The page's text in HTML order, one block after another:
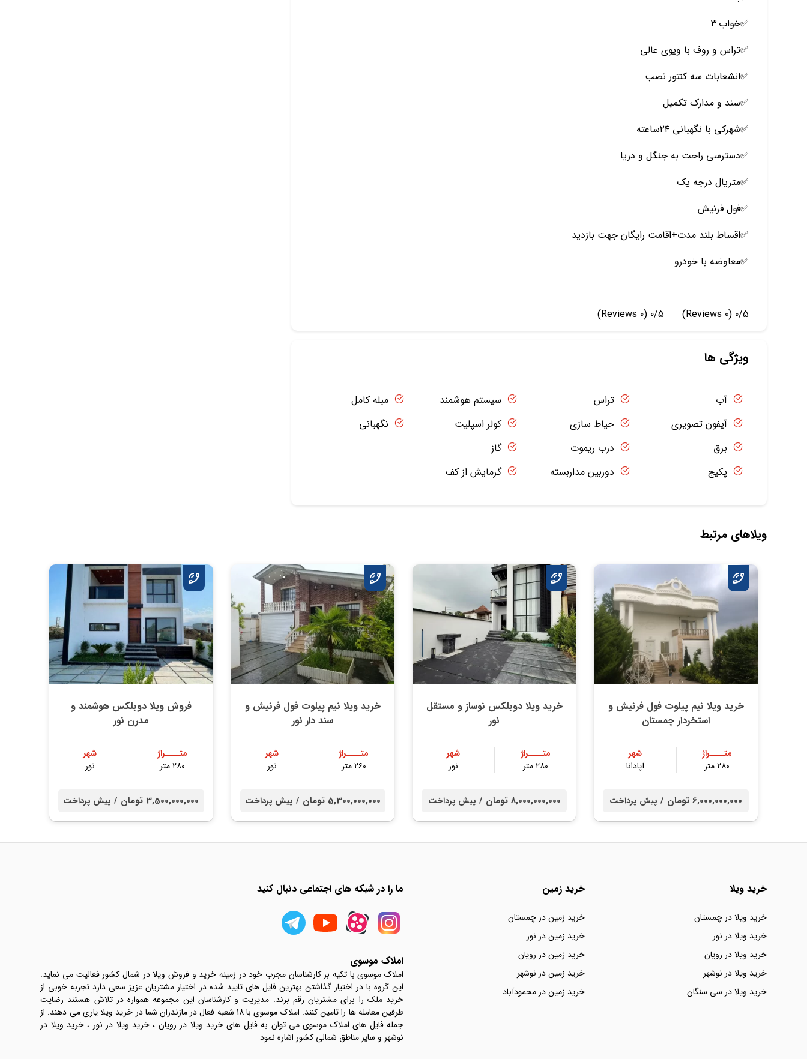
✅️خواب:۳
✅️تراس و روف با ویوی عالی
✅انشعابات سه کنتور نصب
️✅️سند و مدارک تکمیل
✅️شهرکی با نگهبانی ۲۴ساعته
✅️دسترسی راحت به جنگل و دریا
✅️متریال درجه یک
✅️فول فرنیش
✅️اقساط بلند مدت+اقامت رایگان جهت بازدید
✅️معاوضه با خودرو
0/5
(0 Reviews)
0/5
(0 Reviews)
ویژگی ها
آب
آیفون تصویری
برق
پکیج
تراس
حیاط سازی
درب ریموت
دوربین مداربسته
سیستم هوشمند
کولر اسپلیت
گاز
گرمایش از کف
مبله کامل
نگهبانی
ویلاهای مرتبط
خرید ویلا نیم پیلوت فول فرنیش و
استخردار چمستان
متــــراژ
۲۸۰ متر
شهر
آپادانا
6,000,000,000 تومان / پیش پرداخت
خرید ویلا دوبلکس نوساز و مستقل
نور
متــــراژ
۲۸۰ متر
شهر
نور
8,000,000,000 تومان / پیش پرداخت
خرید ویلا نیم پیلوت فول فرنیش و
سند دار نور
متــــراژ
۲۶۰ متر
شهر
نور
5,300,000,000 تومان / پیش پرداخت
فروش ویلا دوبلکس هوشمند و
مدرن نور
متــــراژ
۲۸۰ متر
شهر
نور
3,500,000,000 تومان / پیش پرداخت
خرید ویلا
خرید ویلا در چمستان
خرید ویلا در نور
خرید ویلا در رویان
خرید ویلا در نوشهر
خرید ویلا در سی سنگان
خرید زمین
خرید زمین در چمستان
خرید زمین در نور
خرید زمین در رویان
خرید زمین در نوشهر
خرید زمین در محمودآباد
ما را در شبکه های اجتماعی دنبال کنید
املاک موسوی
املاک موسوی با تکیه بر کارشناسان مجرب خود در زمینه خرید و فروش ویلا در شمال کشور فعالیت می نماید.
این گروه با در اختیار گذاشتن بهترین فایل های تایید شده در اختیار مشتریان عزیز سعی دارد تجربه خوبی از
خرید ملک را برای مشتریان رقم بزند. مدیریت و کارشناسان این مجموعه همواره در تلاش هستند رضایت
طرفین معامله ها را تامین کنند. املاک موسوی با 18 شعبه فعال در مازندران شما در خرید ویلا یاری می دهند. از
جمله فایل های املاک موسوی می توان به فایل های خرید ویلا در رویان ، خرید ویلا در نور ، خرید ویلا در
نوشهر و سایر مناطق شمالی کشور اشاره نمود